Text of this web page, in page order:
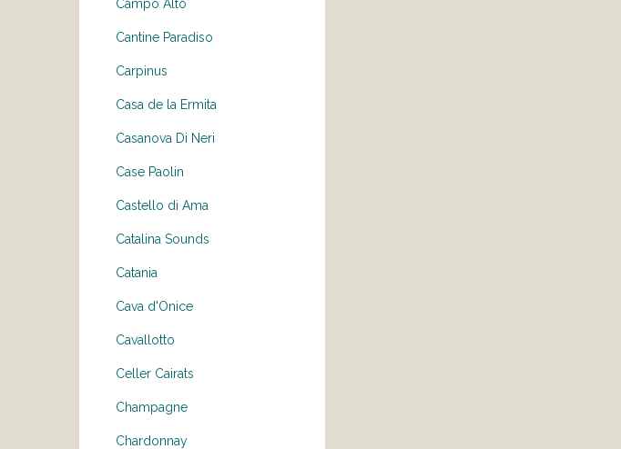
Campo Alto
Cantine Paradiso
Carpinus
Casa de la Ermita
Casanova Di Neri
Case Paolin
Castello di Ama
Catalina Sounds
Catania
Cava d'Onice
Cavallotto
Celler Cairats
Champagne
Chardonnay